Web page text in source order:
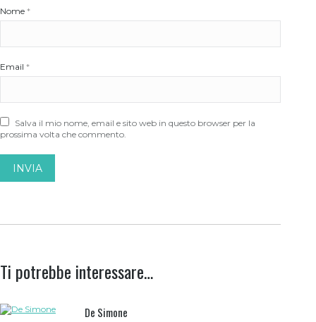
Nome *
Email *
Salva il mio nome, email e sito web in questo browser per la
prossima volta che commento.
Ti potrebbe interessare…
De Simone